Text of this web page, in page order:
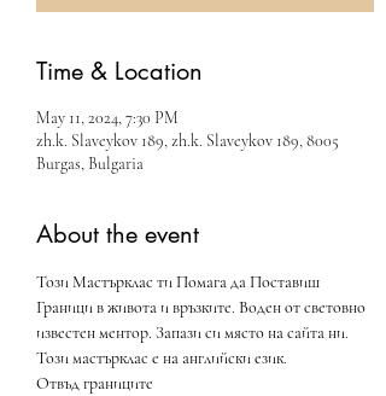
Time & Location
May 11, 2024, 7:30 PM
zh.k. Slaveykov 189, zh.k. Slaveykov 189, 8005
Burgas, Bulgaria
About the event
Този Мастърклас ти Помага да Поставиш
Граници в живота и връзките. Воден от световно
известен ментор. Запази си място на сайта ни.
Този мастърклас е на английски език.
Отвъд границите